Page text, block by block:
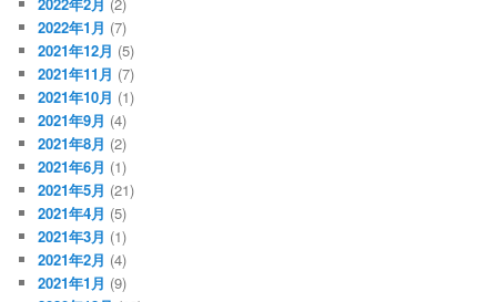
2022年2月 (2)
2022年1月 (7)
2021年12月 (5)
2021年11月 (7)
2021年10月 (1)
2021年9月 (4)
2021年8月 (2)
2021年6月 (1)
2021年5月 (21)
2021年4月 (5)
2021年3月 (1)
2021年2月 (4)
2021年1月 (9)